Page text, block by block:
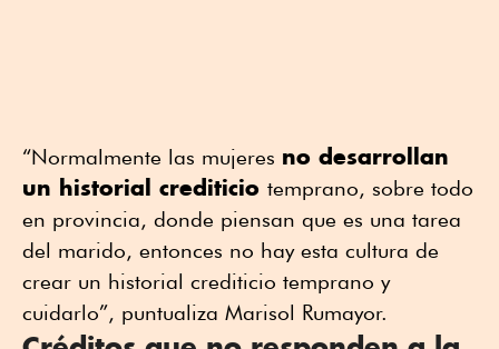
“Normalmente las mujeres no desarrollan
un historial crediticio temprano, sobre todo
en provincia, donde piensan que es una tarea
del marido, entonces no hay esta cultura de
crear un historial crediticio temprano y
cuidarlo”, puntualiza Marisol Rumayor.